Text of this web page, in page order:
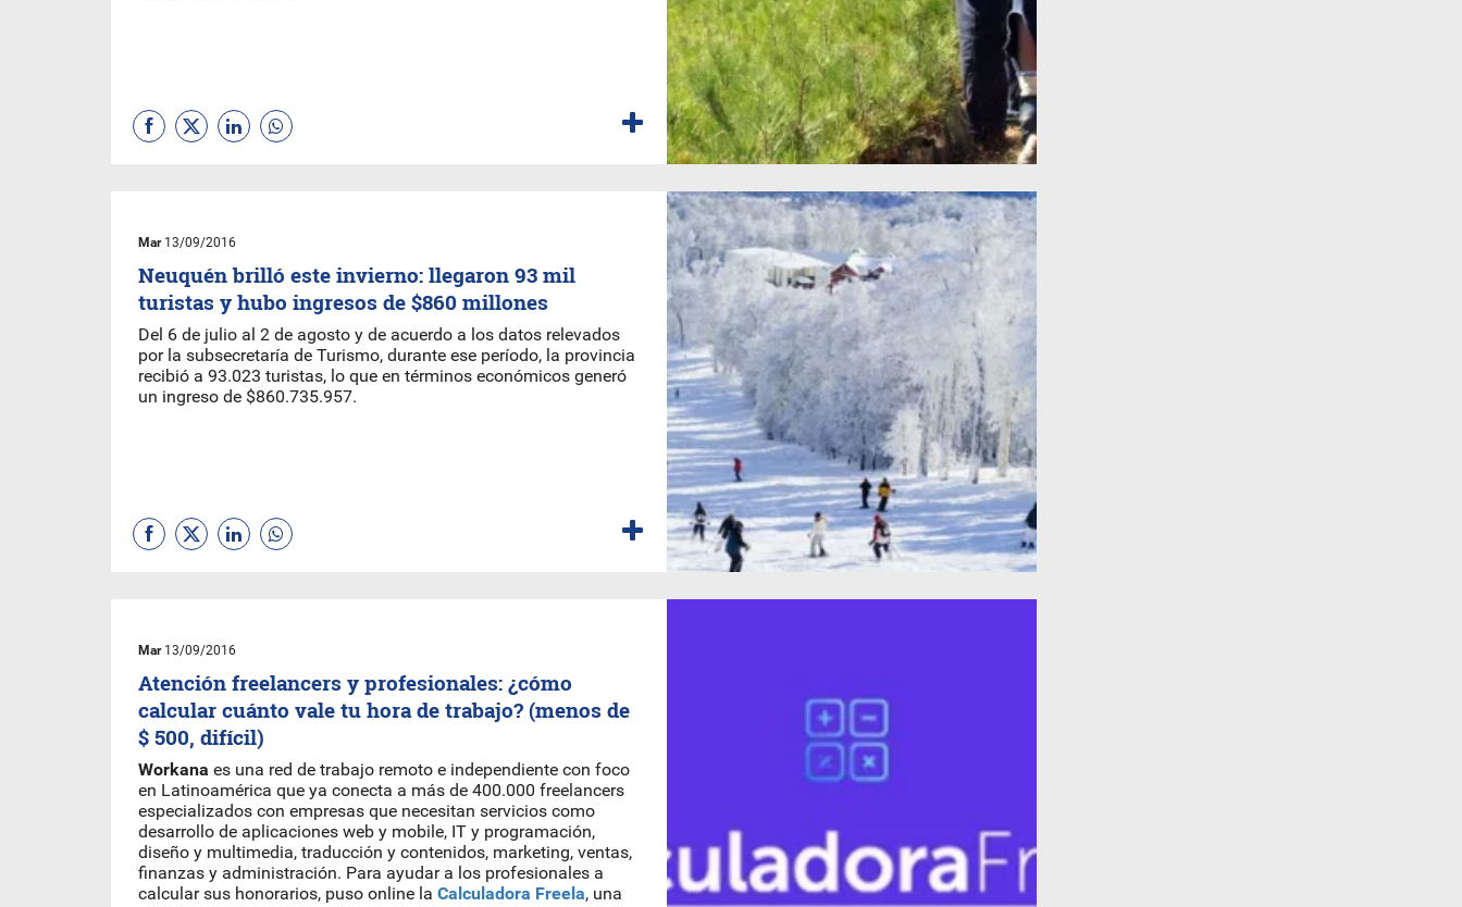
Mar13/09/2016
Neuquén brilló este invierno: llegaron 93 mil
turistas y hubo ingresos de $860 millones
Del 6 de julio al 2 de agosto y de acuerdo a los datos relevados
por la subsecretaría de Turismo, durante ese período, la provincia
recibió a 93.023 turistas, lo que en términos económicos generó
un ingreso de $860.735.957.
Mar13/09/2016
Atención freelancers y profesionales: ¿cómo
calcular cuánto vale tu hora de trabajo? (menos de
$ 500, difícil)
Workana es una red de trabajo remoto e independiente con foco
en Latinoamérica que ya conecta a más de 400.000 freelancers
especializados con empresas que necesitan servicios como
desarrollo de aplicaciones web y mobile, IT y programación,
diseño y multimedia, traducción y contenidos, marketing, ventas,
finanzas y administración. Para ayudar a los profesionales a
calcular sus honorarios, puso online la Calculadora Freela, una